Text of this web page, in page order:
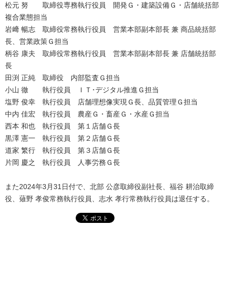
松元 努 取締役専務執行役員 開発Ｇ・建築設備Ｇ・店舗統括部
複合業態担当
岩﨑 暢志 取締役常務執行役員 営業本部副本部長 兼 商品統括部
長、営業政策Ｇ担当
柄谷 康夫 取締役常務執行役員 営業本部副本部長 兼 店舗統括部
長
田渕 正純 取締役 内部監査Ｇ担当
小山 徹 執行役員 ＩＴ･デジタル推進Ｇ担当
塩野 俊幸 執行役員 店舗理想像実現Ｇ長、品質管理Ｇ担当
中内 佳宏 執行役員 農産Ｇ・畜産Ｇ・水産Ｇ担当
西本 和也 執行役員 第１店舗Ｇ長
黒澤 憲一 執行役員 第２店舗Ｇ長
道家 繁行 執行役員 第３店舗Ｇ長
片岡 慶之 執行役員 人事労務Ｇ長
また2024年3月31日付で、北部 公彦取締役副社長、福谷 耕治取締
役、薙野 孝俊常務執行役員、志水 孝行常務執行役員は退任する。